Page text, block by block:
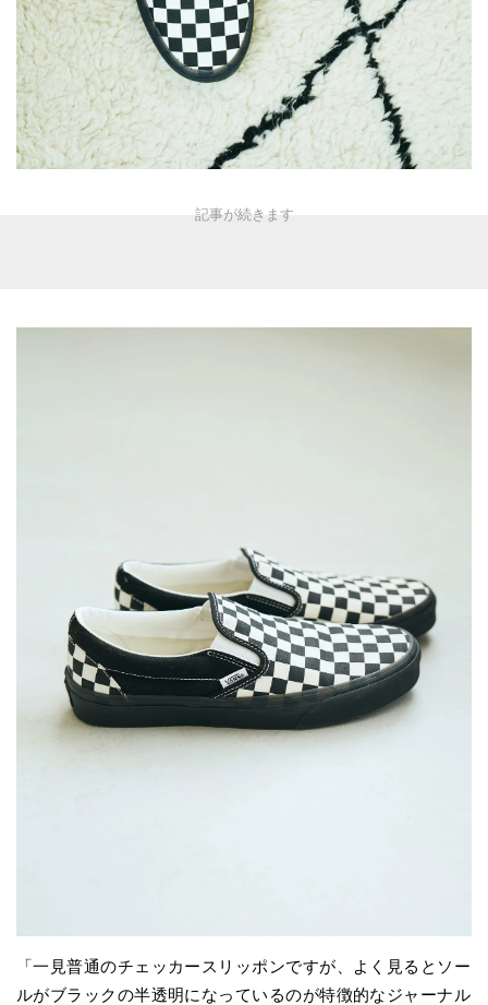
「一見普通のチェッカースリッポンですが、よく見るとソー
ルがブラックの半透明になっているのが特徴的なジャーナル